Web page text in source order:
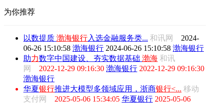
为你推荐
以数提质 渤海银行入选金融服务类... 和讯网 2024-
06-26 15:10:58 渤海银行 2024-06-26 15:10:58 渤海银行
助力数字中国建设、夯实数据基础 渤海 和讯
网 2022-12-29 09:16:30 渤海银行 2022-12-29 09:16:30
渤海银行
华夏银行推进大模型多领域应用，浙商银行<... 移动
支付网 2025-05-06 15:34:05 华夏银行 2025-05-06